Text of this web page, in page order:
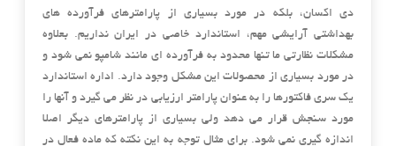
دی اکسان، بلکه در مورد بسیاری از پارامترهای فرآورده های
بهداشتی آرایشی مهم، استاندارد خاصی در ایران نداریم. بعلاوه
مشکلات نظارتی ما تنها محدود به فرآورده ای مانند شامپو نمی شود و
در مورد بسیاری از محصولات این مشکل وجود دارد. اداره استاندارد
یک سری فاکتورها را به عنوان پارامتر ارزیابی در نظر می گیرد و آنها را
مورد سنجش قرار می دهد ولی بسیاری از پارامترهای دیگر اصلا
اندازه گیری نمی شود. برای مثال توجه به این نکته که ماده فعال در